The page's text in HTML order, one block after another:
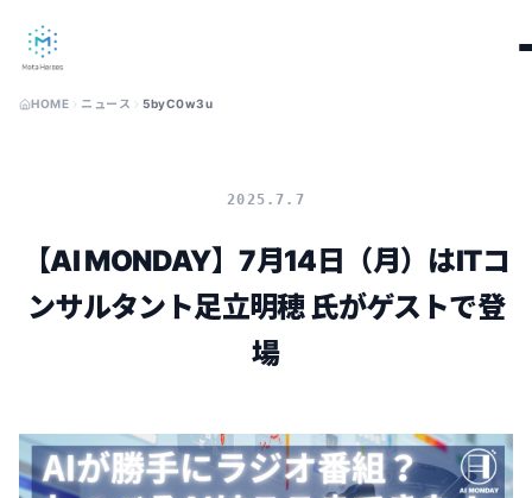
HOME ニュース 5byC0w3u
2025.7.7
【AI MONDAY】7月14日（月）はITコ
ンサルタント足立明穂 氏がゲストで登
場